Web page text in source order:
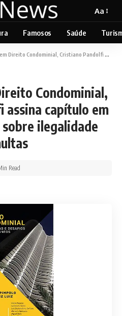
Aa
Famosos Saúde
Cristiano Pandolfi assina capítulo em livro da ANACON sobre ilegalidade na cobrança de multas
Condominial,
assina capítulo em
ilegalidade
Read